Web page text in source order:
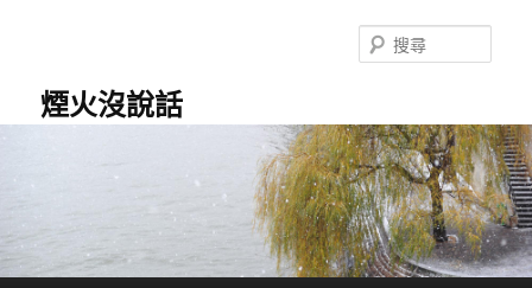
煙火沒說話
尋